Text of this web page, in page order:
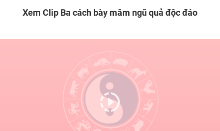
Xem Clip Ba cách bày mâm ngũ quả độc đáo